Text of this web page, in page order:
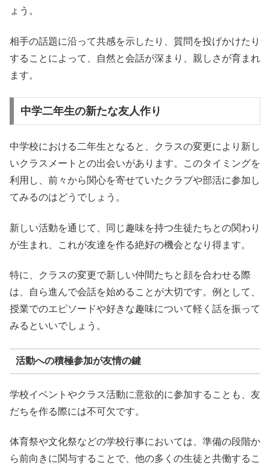
ょう。
相手の話題に沿って共感を示したり、質問を投げかけたり
することによって、自然と会話が深まり、親しさが育まれ
ます。
中学二年生の新たな友人作り
中学校における二年生となると、クラスの変更により新し
いクラスメートとの出会いがあります。このタイミングを
利用し、前々から関心を寄せていたクラブや部活に参加し
てみるのはどうでしょう。
新しい活動を通じて、同じ趣味を持つ生徒たちとの関わり
が生まれ、これが友達を作る絶好の機会となり得ます。
特に、クラスの変更で新しい仲間たちと顔を合わせる際
は、自ら進んで会話を始めることが大切です。例として、
授業でのエピソードや好きな趣味について軽く話を振って
みるといいでしょう。
活動への積極参加が友情の鍵
学校イベントやクラス活動に意欲的に参加することも、友
だちを作る際には不可欠です。
体育祭や文化祭などの学校行事においては、準備の段階か
ら前向きに関与することで、他の多くの生徒と共働するこ